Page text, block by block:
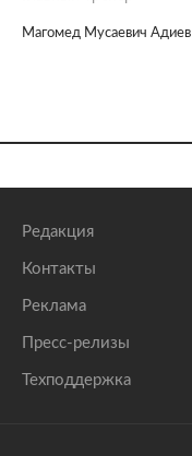
Магомед Мусаевич Адиев
Редакция
Контакты
Реклама
Пресс-релизы
Техподдержка